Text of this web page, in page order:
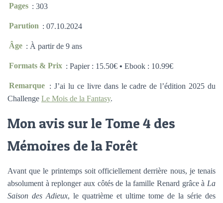
Pages : 303
Parution : 07.10.2024
Âge : À partir de 9 ans
Formats & Prix : Papier : 15.50€• Ebook : 10.99€
Remarque : J’ai lu ce livre dans le cadre de l’édition 2025 du
Challenge Le Mois de la Fantasy.
Mon avis sur le Tome 4 des
Mémoires de la Forêt
Avant que le printemps soit officiellement derrière nous, je tenais
absolument à replonger aux côtés de la famille Renard grâce à La
Saison des Adieux, le quatrième et ultime tome de la série des